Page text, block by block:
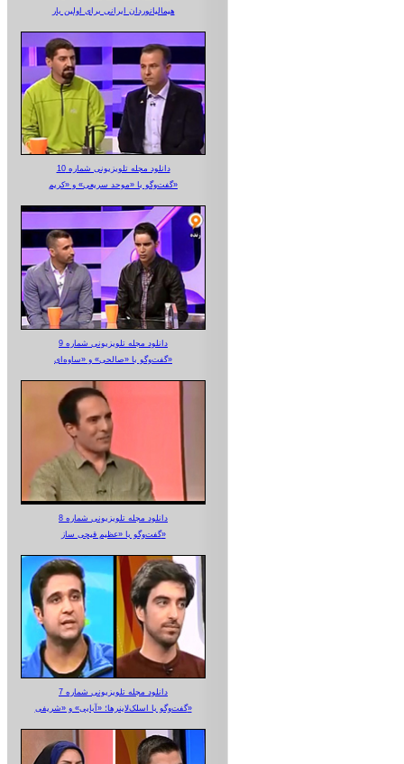
هیمالیانوردان ایرانی برای اولین بار
دانلود مجله تلویزیونی شماره 10
گفت‌وگو با «موحد سریعی» و «کریم»
دانلود مجله تلویزیونی شماره 9
گفت‌وگو با «صالحی» و «ساوه‌ای»
دانلود مجله تلویزیونی شماره 8
گفت‌وگو با «عظیم قیچی ساز»
دانلود مجله تلویزیونی شماره 7
گفت‌وگو با اسلک‌لاینرها؛ «آبایی» و «شریفی»